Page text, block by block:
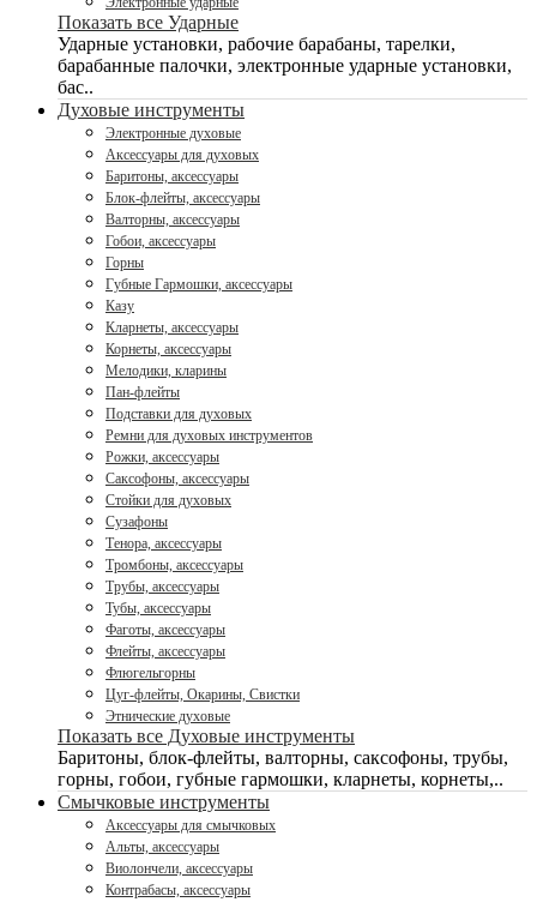
Показать все Ударные
Ударные установки, рабочие барабаны, тарелки,
барабанные палочки, электронные ударные установки,
бас..
Духовые инструменты
Электронные духовые
Аксессуары для духовых
Баритоны, аксессуары
Блок-флейты, аксессуары
Валторны, аксессуары
Гобои, аксессуары
Горны
Губные Гармошки, аксессуары
Казу
Кларнеты, аксессуары
Корнеты, аксессуары
Мелодики, кларины
Пан-флейты
Подставки для духовых
Ремни для духовых инструментов
Рожки, аксессуары
Саксофоны, аксессуары
Стойки для духовых
Сузафоны
Тенора, аксессуары
Тромбоны, аксессуары
Трубы, аксессуары
Тубы, аксессуары
Фаготы, аксессуары
Флейты, аксессуары
Флюгельгорны
Цуг-флейты, Окарины, Свистки
Этнические духовые
Показать все Духовые инструменты
Баритоны, блок-флейты, валторны, саксофоны, трубы,
горны, гобои, губные гармошки, кларнеты, корнеты,..
Смычковые инструменты
Аксессуары для смычковых
Альты, аксессуары
Виолончели, аксессуары
Контрабасы, аксессуары